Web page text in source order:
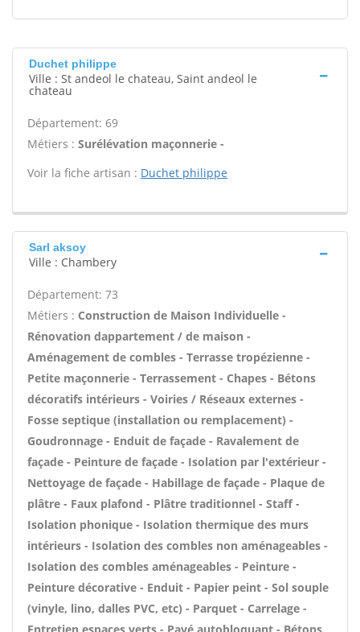
Duchet philippe
Ville : St andeol le chateau, Saint andeol le
chateau
Département: 69
Métiers : Surélévation maçonnerie -
Voir la fiche artisan : Duchet philippe
Sarl aksoy
Ville : Chambery
Département: 73
Métiers : Construction de Maison Individuelle -
Rénovation dappartement / de maison -
Aménagement de combles - Terrasse tropézienne -
Petite maçonnerie - Terrassement - Chapes - Bétons
décoratifs intérieurs - Voiries / Réseaux externes -
Fosse septique (installation ou remplacement) -
Goudronnage - Enduit de façade - Ravalement de
façade - Peinture de façade - Isolation par l'extérieur -
Nettoyage de façade - Habillage de façade - Plaque de
plâtre - Faux plafond - Plâtre traditionnel - Staff -
Isolation phonique - Isolation thermique des murs
intérieurs - Isolation des combles non aménageables -
Isolation des combles aménageables - Peinture -
Peinture décorative - Enduit - Papier peint - Sol souple
(vinyle, lino, dalles PVC, etc) - Parquet - Carrelage -